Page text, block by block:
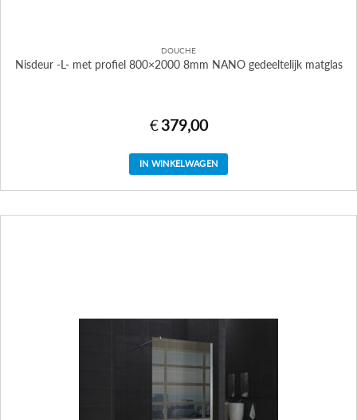
DOUCHE
Nisdeur -L- met profiel 800×2000 8mm NANO gedeeltelijk matglas
€ 379,00
IN WINKELWAGEN